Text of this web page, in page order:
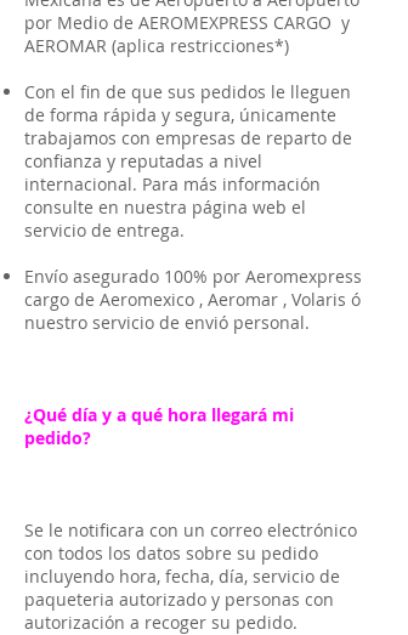
por Medio de AEROMEXPRESS CARGO y
AEROMAR (aplica restricciones*)
Con el fin de que sus pedidos le lleguen
de forma rápida y segura, únicamente
trabajamos con empresas de reparto de
confianza y reputadas a nivel
internacional. Para más información
consulte en nuestra página web el
servicio de entrega.
Envío asegurado 100% por Aeromexpress
cargo de Aeromexico , Aeromar , Volaris ó
nuestro servicio de envió personal.
¿Qué día y a qué hora llegará mi
pedido?
Se le notificara con un correo electrónico
con todos los datos sobre su pedido
incluyendo hora, fecha, día, servicio de
paqueteria autorizado y personas con
autorización a recoger su pedido.